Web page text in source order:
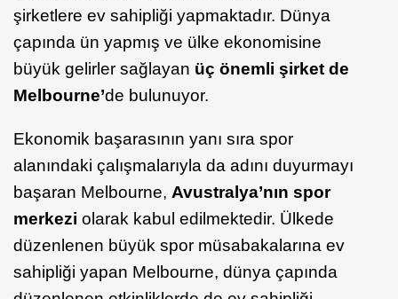
şirketlere ev sahipliği yapmaktadır. Dünya
çapında ün yapmış ve ülke ekonomisine
büyük gelirler sağlayan üç önemli şirket de
Melbourne’de bulunuyor.
Ekonomik başarasının yanı sıra spor
alanındaki çalışmalarıyla da adını duyurmayı
başaran Melbourne, Avustralya’nın spor
merkezi olarak kabul edilmektedir. Ülkede
düzenlenen büyük spor müsabakalarına ev
sahipliği yapan Melbourne, dünya çapında